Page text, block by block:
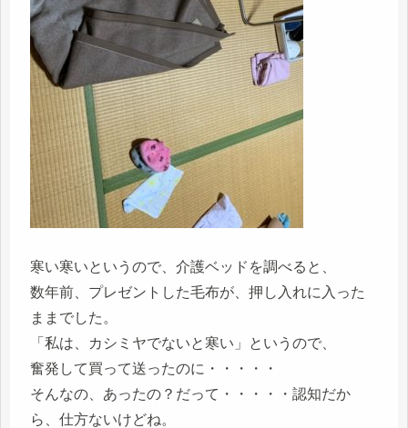
寒い寒いというので、介護ベッドを調べると、
数年前、プレゼントした毛布が、押し入れに入った
ままでした。
「私は、カシミヤでないと寒い」というので、
奮発して買って送ったのに・・・・・
そんなの、あったの？だって・・・・・認知だか
ら、仕方ないけどね。